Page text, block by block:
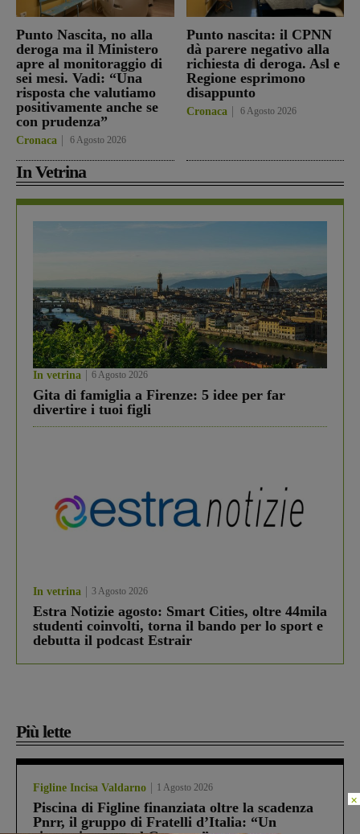
Punto Nascita, no alla
deroga ma il Ministero
apre al monitoraggio di
sei mesi. Vadi: “Una
risposta che valutiamo
positivamente anche se
con prudenza”
Cronaca 6 Agosto 2026
Punto nascita: il CPNN
dà parere negativo alla
richiesta di deroga. Asl e
Regione esprimono
disappunto
Cronaca 6 Agosto 2026
In Vetrina
In vetrina 6 Agosto 2026
Gita di famiglia a Firenze: 5 idee per far
divertire i tuoi figli
In vetrina 3 Agosto 2026
Estra Notizie agosto: Smart Cities, oltre 44mila
studenti coinvolti, torna il bando per lo sport e
debutta il podcast Estrair
Più lette
Figline Incisa Valdarno 1 Agosto 2026
Piscina di Figline finanziata oltre la scadenza
Pnrr, il gruppo di Fratelli d’Italia: “Un
×